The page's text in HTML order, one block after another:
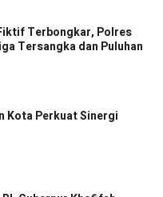
Terbongkar, Polres
Tersangka dan Puluhan
Kota Perkuat Sinergi